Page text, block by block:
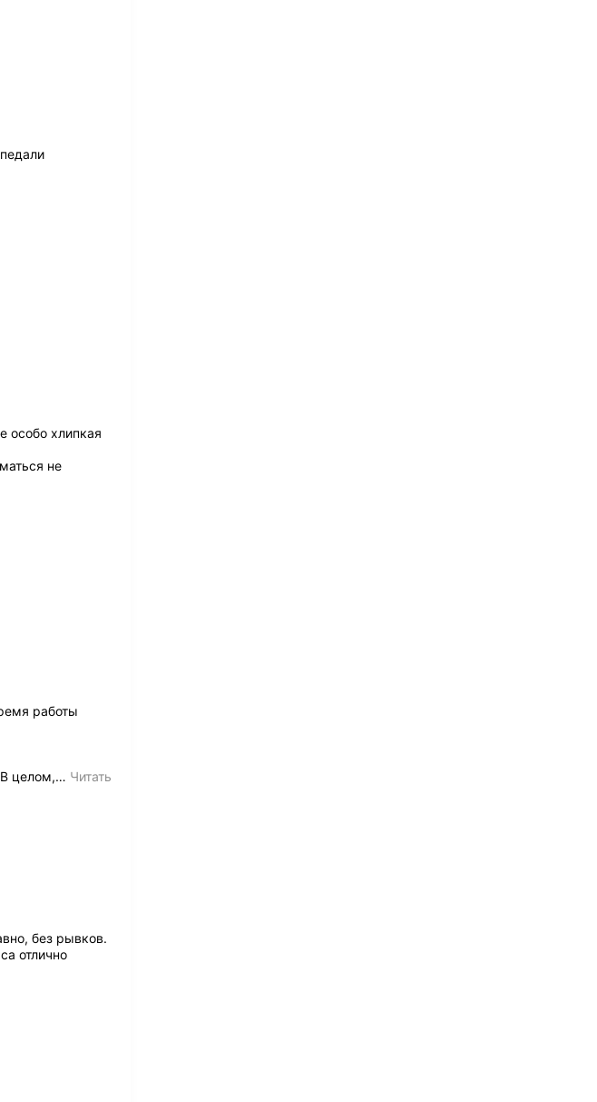
особо хлипкая
не
работы
целом,… Читать
без рывков.
отлично